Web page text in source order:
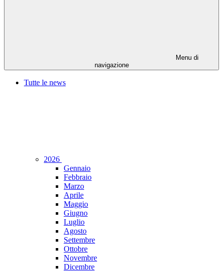
Menu di
navigazione
Tutte le news
2026
Gennaio
Febbraio
Marzo
Aprile
Maggio
Giugno
Luglio
Agosto
Settembre
Ottobre
Novembre
Dicembre